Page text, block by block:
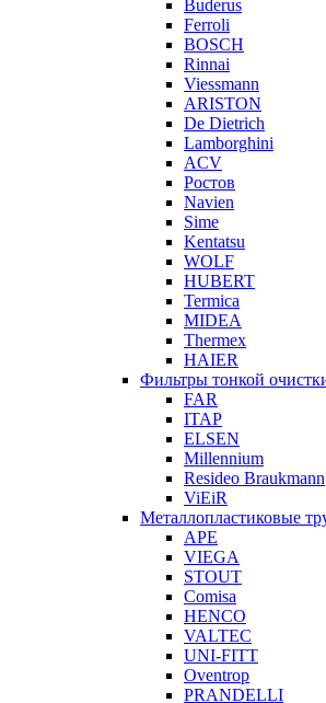
Buderus
Ferroli
BOSCH
Rinnai
Viessmann
ARISTON
De Dietrich
Lamborghini
ACV
Ростов
Navien
Sime
Kentatsu
WOLF
HUBERT
Termica
MIDEA
Thermex
HAIER
Фильтры тонкой
FAR
ITAP
ELSEN
Millennium
Resideo Braukmann
ViEiR
Металлопластиковые
APE
VIEGA
STOUT
Comisa
HENCO
VALTEC
UNI-FITT
Oventrop
PRANDELLI